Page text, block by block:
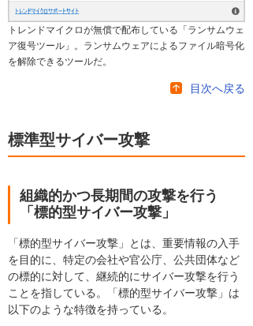
トレンドマイクロが無償で配布している「ランサムウェ
ア復号ツール」。ランサムウェアによるファイル暗号化
を解除できるツールだ。
目次へ戻る
標準型サイバー攻撃
組織的かつ長期間の攻撃を行う
「標的型サイバー攻撃」
「標的型サイバー攻撃」とは、重要情報の入手
を目的に、特定の会社や官公庁、公共団体など
の標的に対して、継続的にサイバー攻撃を行う
ことを指している。「標的型サイバー攻撃」は
以下のような特徴を持っている。